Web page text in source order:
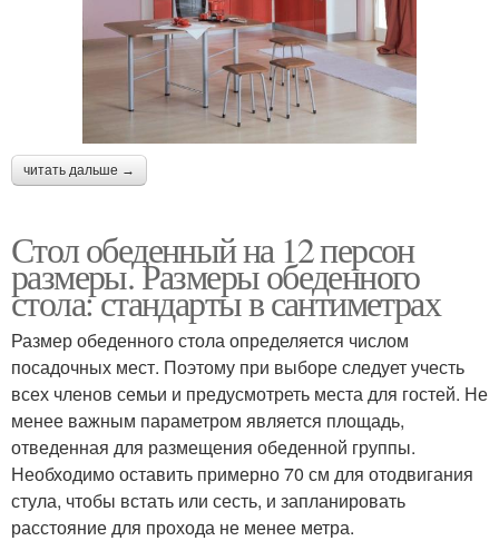
читать дальше →
Стол обеденный на 12 персон
размеры. Размеры обеденного
стола: стандарты в сантиметрах
Размер обеденного стола определяется числом
посадочных мест. Поэтому при выборе следует учесть
всех членов семьи и предусмотреть места для гостей. Не
менее важным параметром является площадь,
отведенная для размещения обеденной группы.
Необходимо оставить примерно 70 см для отодвигания
стула, чтобы встать или сесть, и запланировать
расстояние для прохода не менее метра.